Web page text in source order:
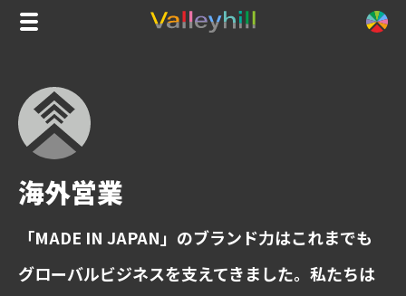
海外営業
「MADE IN JAPAN」のブランド力はこれまでも
グローバルビジネスを支えてきました。私たちは